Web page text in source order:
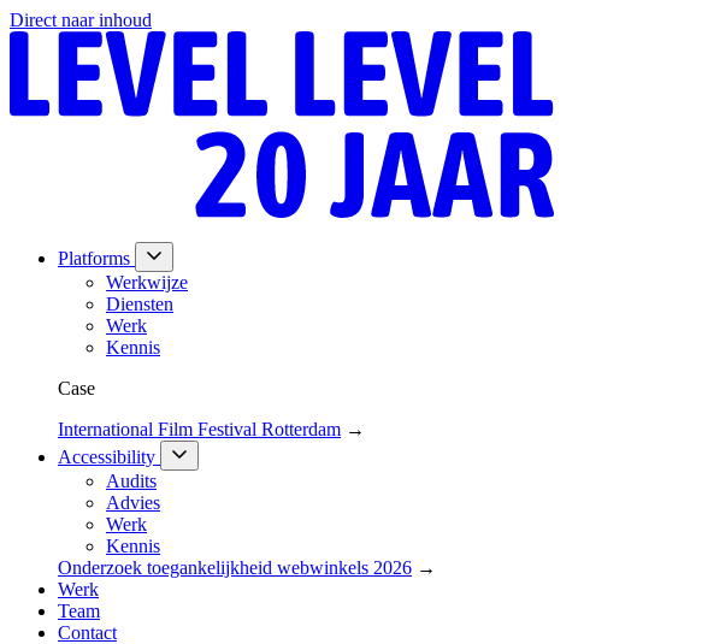
Direct naar inhoud
Platforms
Werkwijze
Diensten
Werk
Kennis
Case
International Film Festival Rotterdam →
Accessibility
Audits
Advies
Werk
Kennis
Onderzoek toegankelijkheid webwinkels 2026 →
Werk
Team
Contact